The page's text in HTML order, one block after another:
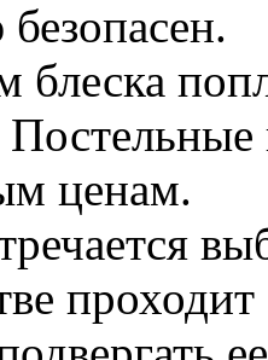
блеска
ценам.